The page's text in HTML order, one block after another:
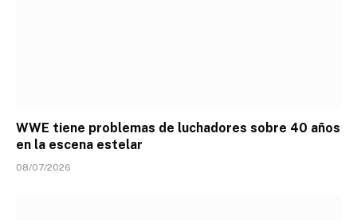
WWE tiene problemas de luchadores sobre 40 años
en la escena estelar
08/07/2026